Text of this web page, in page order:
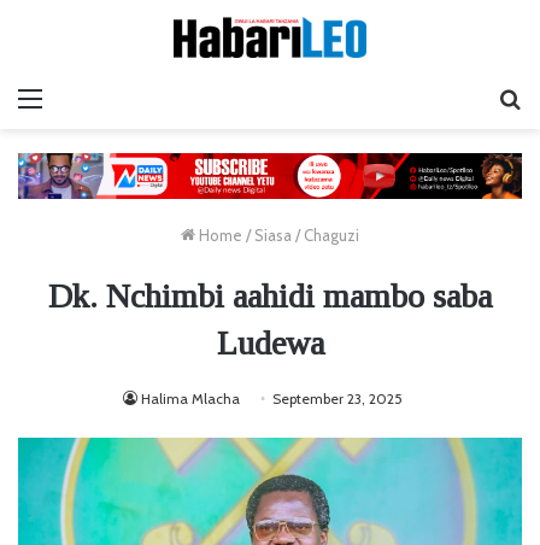
Home / Siasa/ Chaguzi
Dk. Nchimbi aahidi mambo saba
Ludewa
Halima Mlacha September 23, 2025